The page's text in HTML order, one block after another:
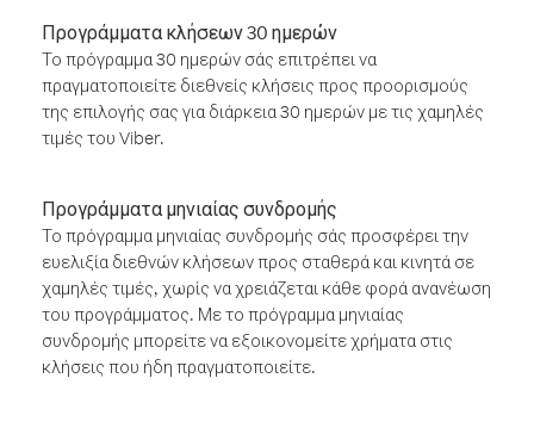
Προγράμματα κλήσεων 30 ημερών
Το πρόγραμμα 30 ημερών σάς επιτρέπει να
πραγματοποιείτε διεθνείς κλήσεις προς προορισμούς
της επιλογής σας για διάρκεια 30 ημερών με τις χαμηλές
τιμές του Viber.
Προγράμματα μηνιαίας συνδρομής
Το πρόγραμμα μηνιαίας συνδρομής σάς προσφέρει την
ευελιξία διεθνών κλήσεων προς σταθερά και κινητά σε
χαμηλές τιμές, χωρίς να χρειάζεται κάθε φορά ανανέωση
του προγράμματος. Με το πρόγραμμα μηνιαίας
συνδρομής μπορείτε να εξοικονομείτε χρήματα στις
κλήσεις που ήδη πραγματοποιείτε.